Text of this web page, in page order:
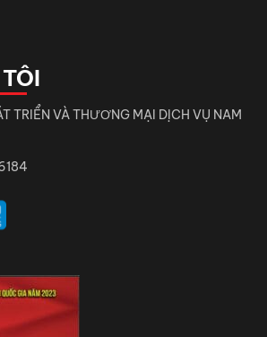
TRIỂN VÀ THƯƠNG MẠI DỊCH VỤ NAM